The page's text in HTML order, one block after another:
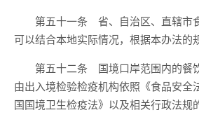
第五十一条 省、自治区、直辖市
可以结合本地实际情况，根据本办法的
第五十二条 国境口岸范围内的餐
由出入境检验检疫机构依照《食品安全
国国境卫生检疫法》以及相关行政法规